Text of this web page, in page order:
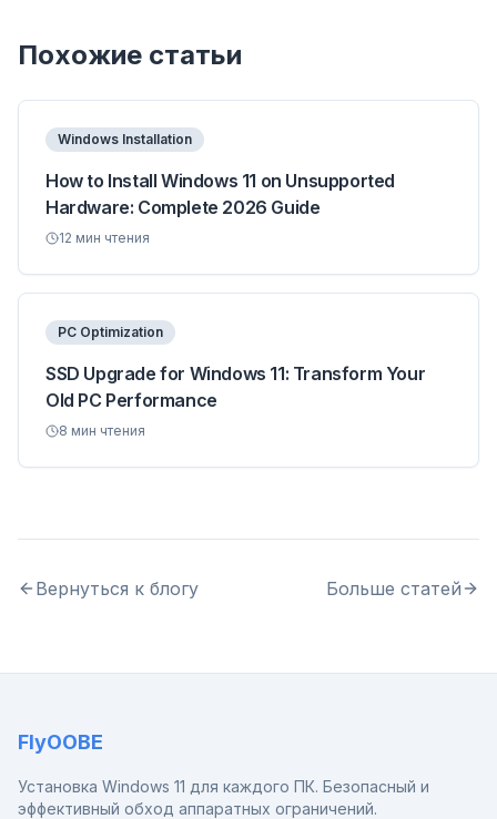
Похожие статьи
Windows Installation
How to Install Windows 11 on Unsupported
Hardware: Complete 2026 Guide
12 мин чтения
PC Optimization
SSD Upgrade for Windows 11: Transform Your
Old PC Performance
8 мин чтения
Вернуться к блогу Больше статей
FlyOOBE
Установка Windows 11 для каждого ПК. Безопасный и
эффективный обход аппаратных ограничений.